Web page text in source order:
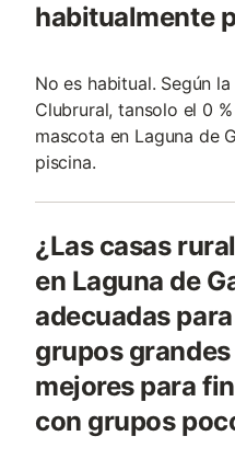
habitualmente
No es habitual. Según
Clubrural, tansolo el 0
mascota en Laguna de
piscina.
¿Las casas
en Laguna de
adecuadas
grupos
mejores para
con grupos